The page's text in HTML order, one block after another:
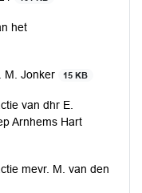
het
M. Jonker 15 KB
van dhr E.
Arnhems Hart
mevr. M. van den